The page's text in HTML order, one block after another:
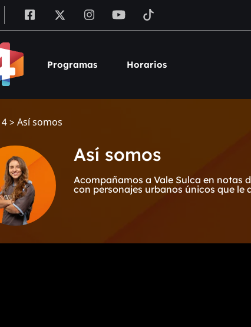
Programas Horarios
> Así somos
Así somos
Acompañamos a Vale Sulca en notas
con personajes urbanos únicos que